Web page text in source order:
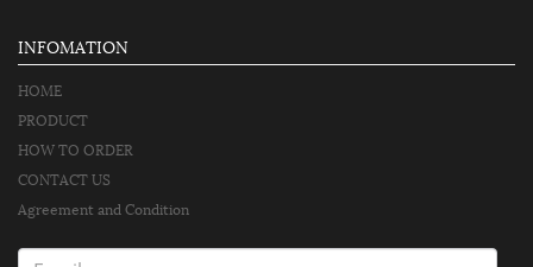
INFOMATION
HOME
PRODUCT
HOW TO ORDER
CONTACT US
Agreement and Condition